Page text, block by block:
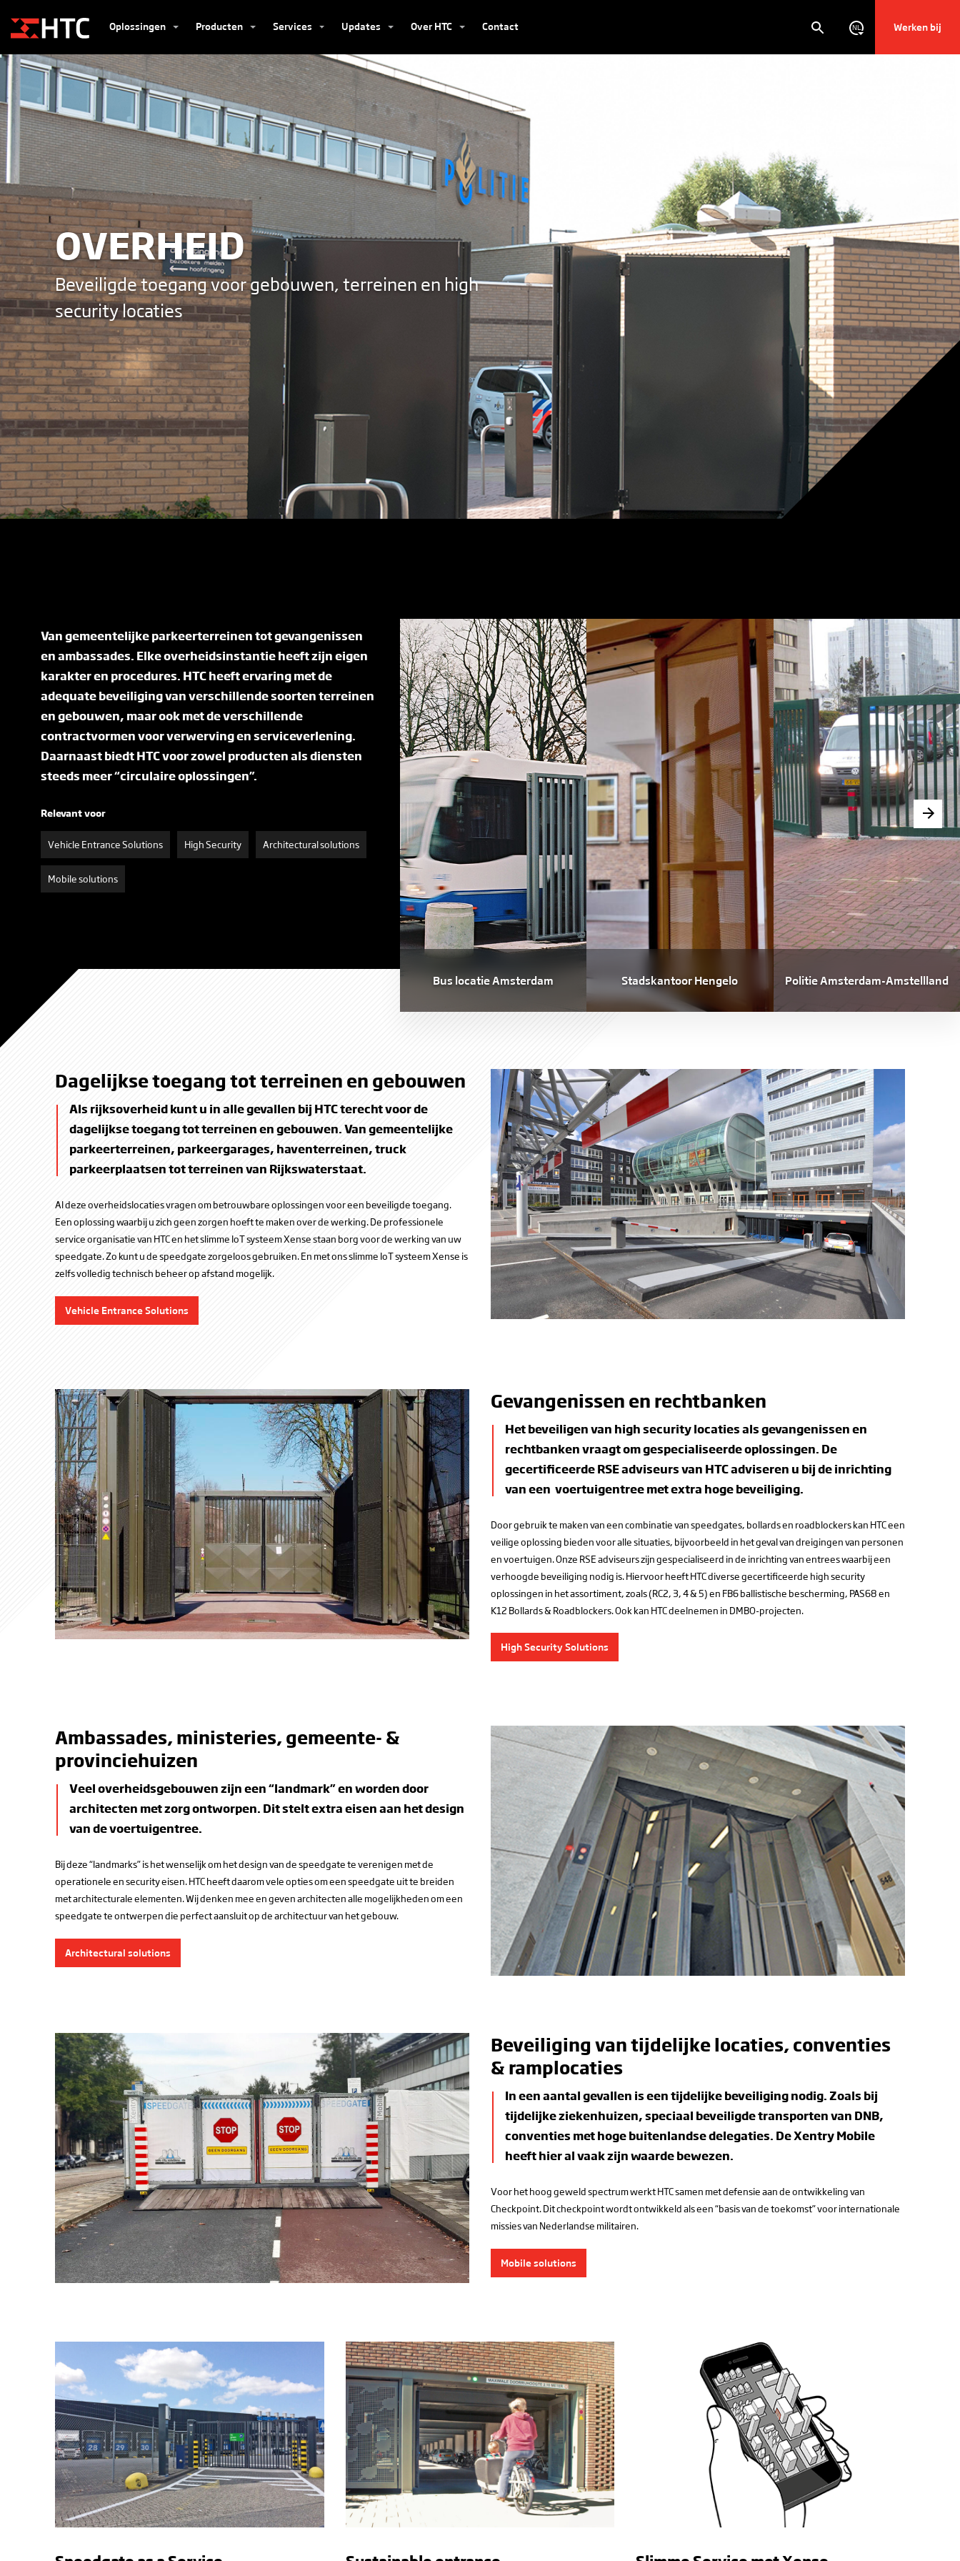
Oplossingen Producten Services Updates Over HTC Contact NL Werken bij
OVERHEID
Beveiligde toegang voor gebouwen, terreinen en high
security locaties
Van gemeentelijke parkeerterreinen tot gevangenissen
en ambassades. Elke overheidsinstantie heeft zijn eigen
karakter en procedures. HTC heeft ervaring met de
adequate beveiliging van verschillende soorten terreinen
en gebouwen, maar ook met de verschillende
contractvormen voor verwerving en serviceverlening.
Daarnaast biedt HTC voor zowel producten als diensten
steeds meer “circulaire oplossingen”.
Relevant voor
Vehicle Entrance Solutions High Security Architectural solutions
Mobile solutions
Politie Amsterdam-Amstellland
Politie Amsterdam-Amstellland
Bus locatie Amsterdam Stadskantoor Hengelo Politie Amsterdam-Amstellland
Politie Amsterdam-Amstellland
Dagelijkse toegang tot terreinen en gebouwen
Als rijksoverheid kunt u in alle gevallen bij HTC terecht voor de
dagelijkse toegang tot terreinen en gebouwen. Van gemeentelijke
parkeerterreinen, parkeergarages, haventerreinen, truck
parkeerplaatsen tot terreinen van Rijkswaterstaat.
Al deze overheidslocaties vragen om betrouwbare oplossingen voor een beveiligde toegang.
Een oplossing waarbij u zich geen zorgen hoeft te maken over de werking. De professionele
service organisatie van HTC en het slimme IoT systeem Xense staan borg voor de werking van uw
speedgate. Zo kunt u de speedgate zorgeloos gebruiken. En met ons slimme IoT systeem Xense is
zelfs volledig technisch beheer op afstand mogelijk.
Vehicle Entrance Solutions
Gevangenissen en rechtbanken
Het beveiligen van high security locaties als gevangenissen en
rechtbanken vraagt om gespecialiseerde oplossingen. De
gecertificeerde RSE adviseurs van HTC adviseren u bij de inrichting
van een voertuigentree met extra hoge beveiliging.
Door gebruik te maken van een combinatie van speedgates, bollards en roadblockers kan HTC een
veilige oplossing bieden voor alle situaties, bijvoorbeeld in het geval van dreigingen van personen
en voertuigen. Onze RSE adviseurs zijn gespecialiseerd in de inrichting van entrees waarbij een
verhoogde beveiliging nodig is. Hiervoor heeft HTC diverse gecertificeerde high security
oplossingen in het assortiment, zoals (RC2, 3, 4 & 5) en FB6 ballistische bescherming, PAS68 en
K12 Bollards & Roadblockers. Ook kan HTC deelnemen in DMBO-projecten.
High Security Solutions
Ambassades, ministeries, gemeente- &
provinciehuizen
Veel overheidsgebouwen zijn een “landmark” en worden door
architecten met zorg ontworpen. Dit stelt extra eisen aan het design
van de voertuigentree.
Bij deze “landmarks” is het wenselijk om het design van de speedgate te verenigen met de
operationele en security eisen. HTC heeft daarom vele opties om een speedgate uit te breiden
met architecturale elementen. Wij denken mee en geven architecten alle mogelijkheden om een
speedgate te ontwerpen die perfect aansluit op de architectuur van het gebouw.
Architectural solutions
Beveiliging van tijdelijke locaties, conventies
& ramplocaties
In een aantal gevallen is een tijdelijke beveiliging nodig. Zoals bij
tijdelijke ziekenhuizen, speciaal beveiligde transporten van DNB,
conventies met hoge buitenlandse delegaties. De Xentry Mobile
heeft hier al vaak zijn waarde bewezen.
Voor het hoog geweld spectrum werkt HTC samen met defensie aan de ontwikkeling van
Checkpoint. Dit checkpoint wordt ontwikkeld als een “basis van de toekomst” voor internationale
missies van Nederlandse militairen.
Mobile solutions